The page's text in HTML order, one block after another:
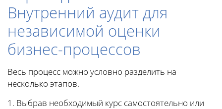
Внутренний аудит для
независимой оценки
бизнес-процессов
Весь процесс можно условно разделить на
несколько этапов.
1. Выбрав необходимый курс самостоятельно или